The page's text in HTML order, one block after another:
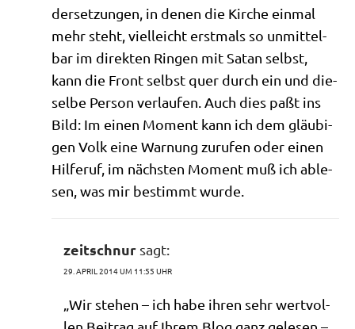
der­set­zun­gen, in denen die Kir­che ein­mal
mehr steht, viel­leicht erst­mals so unmit­tel­
bar im direk­ten Rin­gen mit Satan selbst,
kann die Front selbst quer durch ein und die­
sel­be Per­son ver­lau­fen. Auch dies paßt ins
Bild: Im einen Moment kann ich dem gläu­bi­
gen Volk eine War­nung zuru­fen oder einen
Hil­fe­ruf, im näch­sten Moment muß ich able­
sen, was mir bestimmt wurde.
zeitschnur sagt:
29. APRIL 2014 UM 11:55 UHR
„Wir ste­hen – ich habe ihren sehr wert­vol­